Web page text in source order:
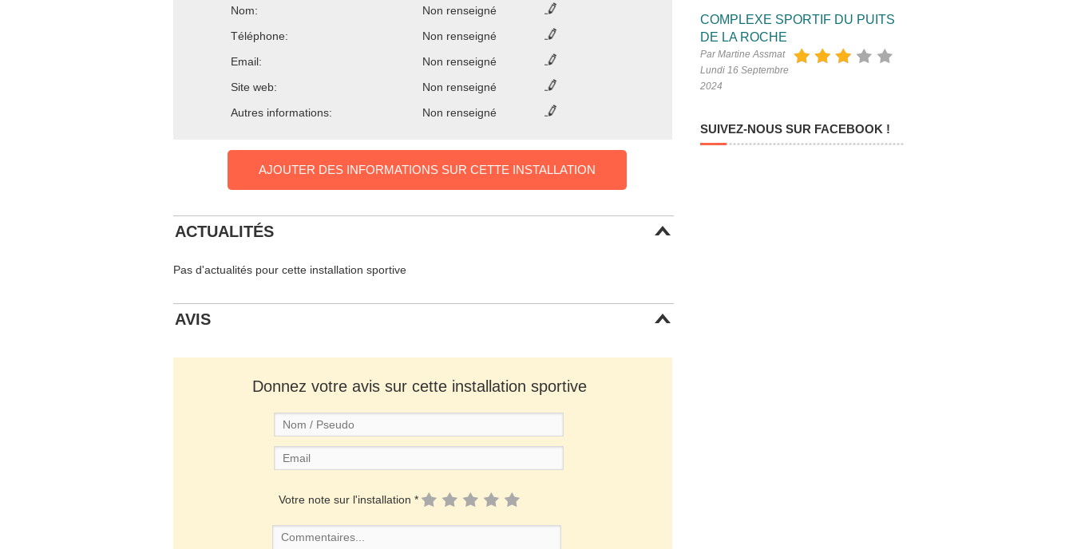
Nom:
Non renseigné
Téléphone:
Non renseigné
Email:
Non renseigné
Site web:
Non renseigné
Autres informations:
Non renseigné
AJOUTER DES INFORMATIONS SUR CETTE INSTALLATION
ACTUALITÉS
Pas d'actualités pour cette installation sportive
AVIS
Donnez votre avis sur cette installation sportive
Votre note sur l'installation *
COMPLEXE SPORTIF DU PUITS
DE LA ROCHE
Par Martine Assmat
Lundi 16 Septembre
2024
SUIVEZ-NOUS SUR FACEBOOK !